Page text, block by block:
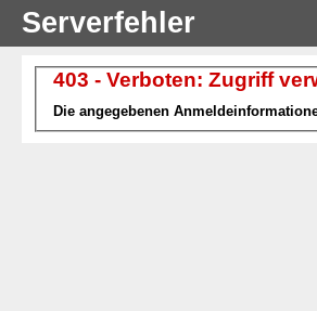
Serverfehler
403 - Verboten: Zugriff
Die angegebenen